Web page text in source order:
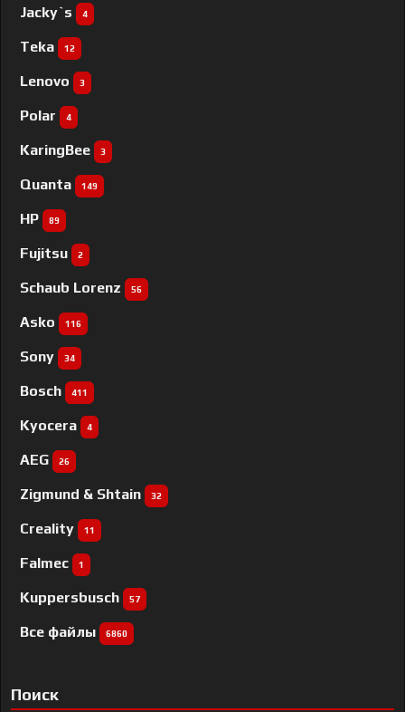
Jacky`s 4
Teka 12
Lenovo 3
Polar 4
KaringBee 3
Quanta 149
HP 89
Fujitsu 2
Schaub Lorenz 56
Asko 116
Sony 34
Bosch 411
Kyocera 4
AEG 26
Zigmund & Shtain 32
Creality 11
Falmec 1
Kuppersbusch 57
Все файлы 6860
Поиск